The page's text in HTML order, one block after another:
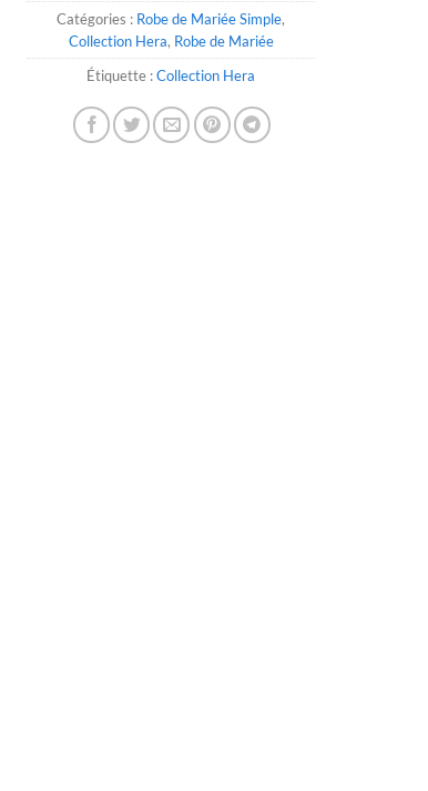
Catégories : Robe de Mariée Simple,
Collection Hera, Robe de Mariée
Étiquette :Collection Hera